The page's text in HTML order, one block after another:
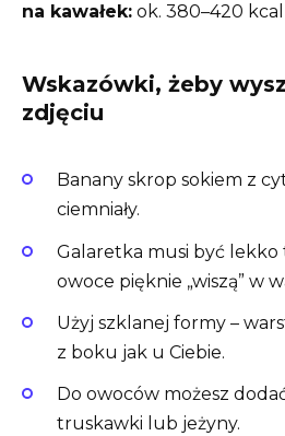
na kawałek: ok. 380–420
Wskazówki, żeby
zdjęciu
Banany skrop sokiem z
ciemniały.
Galaretka musi być lekko
owoce pięknie „wiszą” w
Użyj szklanej formy –
z boku jak u Ciebie.
Do owoców możesz
truskawki lub jeżyny.